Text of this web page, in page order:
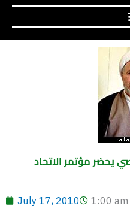
يحضر مؤتمر الاتحاد
July 17, 2010
1:00 am